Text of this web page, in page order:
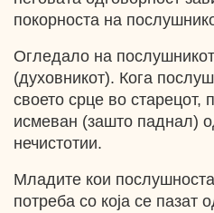
покорноста на
Огледало на
(духовникот). Кога
своето срце во
исмеван (зашто паднал)
нечистотии.
Младите кои послушноста
потреба со која се пазат